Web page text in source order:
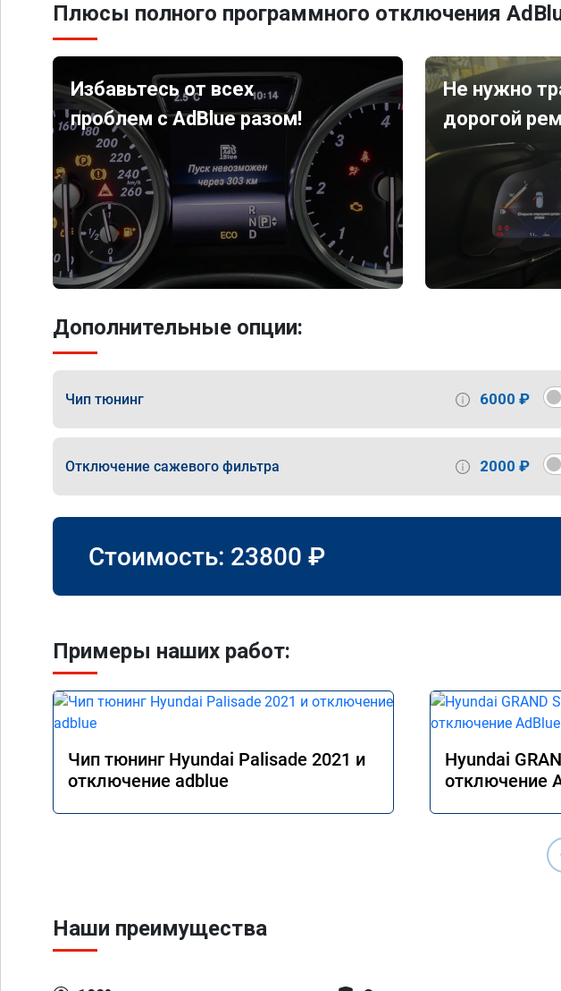
Плюсы полного программного отключения
Избавьтесь от всех
проблем с AdBlue разом!
Не нужно
дорогой
Дополнительные опции:
Чип тюнинг 6000 ₽
Отключение сажевого фильтра 2000 ₽
Стоимость: 23800 ₽
Примеры наших работ:
Чип тюнинг Hyundai Palisade 2021 и
отключение adblue
Hyundai
отключение
Наши преимущества